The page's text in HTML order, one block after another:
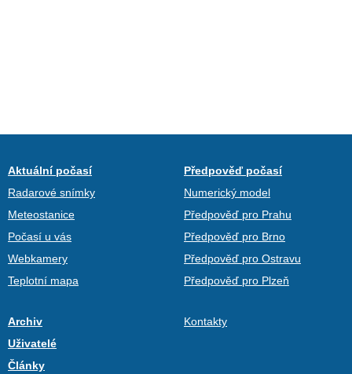
Aktuální počasí
Radarové snímky
Meteostanice
Počasí u vás
Webkamery
Teplotní mapa
Předpověď počasí
Numerický model
Předpověď pro Prahu
Předpověď pro Brno
Předpověď pro Ostravu
Předpověď pro Plzeň
Archiv
Uživatelé
Články
Kontakty